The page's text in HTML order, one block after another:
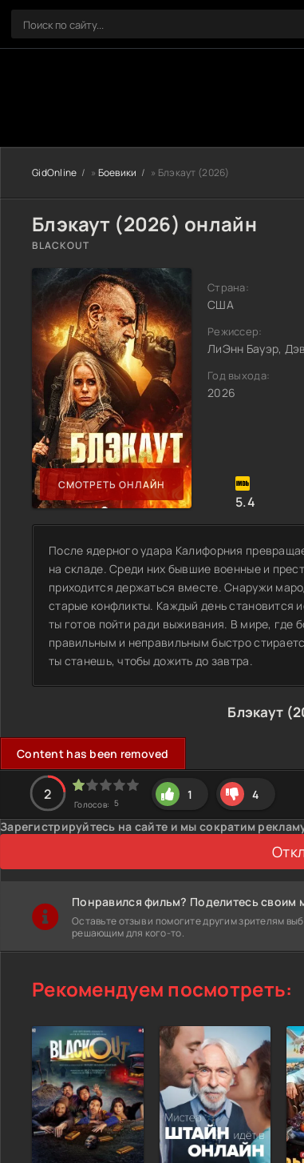
GidOnline » Боевики » Блэкаут (2026)
Блэкаут (2026) онлайн
BLACKOUT
СМОТРЕТЬ ОНЛАЙН
Страна:
США
Режиссер:
ЛиЭнн Бауэр,
Год выхода:
2026
5.4
После ядерного удара Калифорния
на складе. Среди них бывшие военные и
приходится держаться вместе. Снаружи
старые конфликты. Каждый день становится
ты готов пойти ради выживания. В мире, где
правильным и неправильным быстро
ты станешь, чтобы дожить до завтра.
Блэкаут
Content has been removed
2
Голосов: 5
1 4
Зарегистрируйтесь на сайте и мы сократим
Понравился фильм? Поделитесь своим
Оставьте отзыв и помогите другим зрителям
решающим для кого-то.
Рекомендуем посмотреть: